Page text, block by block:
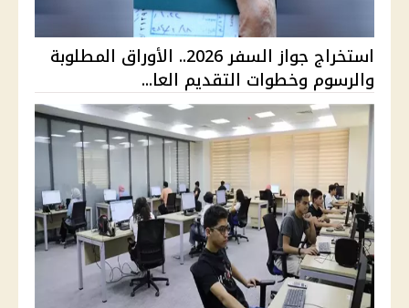
استخراج جواز السفر 2026.. الأوراق المطلوبة
والرسوم وخطوات التقديم العا...